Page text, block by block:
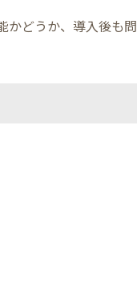
かどうか、導入後も問